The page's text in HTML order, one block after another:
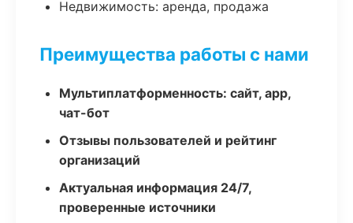
Недвижимость: аренда, продажа
Преимущества работы с нами
Мультиплатформенность: сайт, app,
чат-бот
Отзывы пользователей и рейтинг
организаций
Актуальная информация 24/7,
проверенные источники